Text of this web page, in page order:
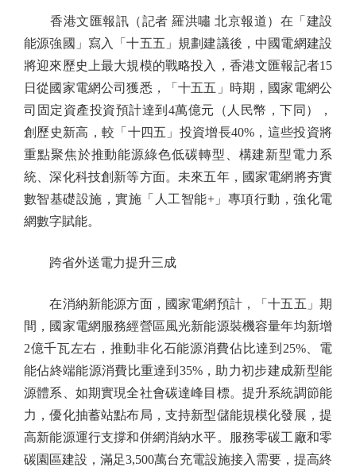
香港文匯報訊（記者 羅洪嘯 北京報道）在「建設
能源強國」寫入「十五五」規劃建議後，中國電網建設
將迎來歷史上最大規模的戰略投入，香港文匯報記者15
日從國家電網公司獲悉，「十五五」時期，國家電網公
司固定資產投資預計達到4萬億元（人民幣，下同），
創歷史新高，較「十四五」投資增長40%，這些投資將
重點聚焦於推動能源綠色低碳轉型、構建新型電力系
統、深化科技創新等方面。未來五年，國家電網將夯實
數智基礎設施，實施「人工智能+」專項行動，強化電
網數字賦能。
跨省外送電力提升三成
在消納新能源方面，國家電網預計，「十五五」期
間，國家電網服務經營區風光新能源裝機容量年均新增
2億千瓦左右，推動非化石能源消費佔比達到25%、電
能佔終端能源消費比重達到35%，助力初步建成新型能
源體系、如期實現全社會碳達峰目標。提升系統調節能
力，優化抽蓄站點布局，支持新型儲能規模化發展，提
高新能源運行支撐和併網消納水平。服務零碳工廠和零
碳園區建設，滿足3,500萬台充電設施接入需要，提高終